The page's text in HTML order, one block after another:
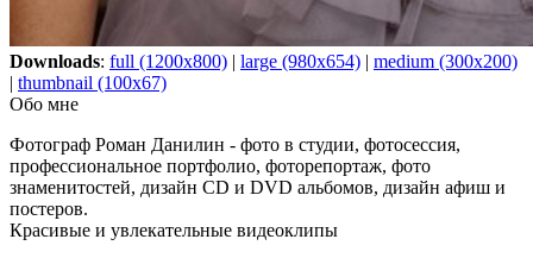
Downloads: full (1200x800) | large (980x654) | medium (300x200)
| thumbnail (100x67)
Обо мне
Фотограф Роман Данилин - фото в студии, фотосессия,
профессиональное портфолио, фоторепортаж, фото
знаменитостей, дизайн CD и DVD альбомов, дизайн афиш и
постеров.
Красивые и увлекательные видеоклипы